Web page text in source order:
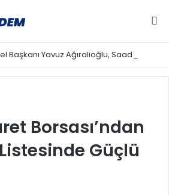
Borsası’ndan
Güçlü